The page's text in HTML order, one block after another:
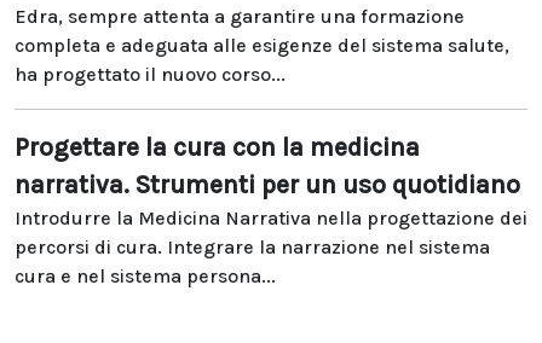
Edra, sempre attenta a garantire una formazione
completa e adeguata alle esigenze del sistema salute,
ha progettato il nuovo corso...
Progettare la cura con la medicina
narrativa. Strumenti per un uso quotidiano
Introdurre la Medicina Narrativa nella progettazione dei
percorsi di cura. Integrare la narrazione nel sistema
cura e nel sistema persona...